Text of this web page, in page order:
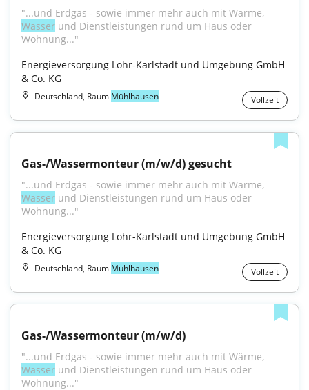
Wasser und Dienstleistungen rund um Haus oder
Wohnung..."
Energieversorgung Lohr-Karlstadt und Umgebung GmbH
& Co. KG
Deutschland, Raum Mühlhausen Vollzeit
Gas-/Wassermonteur (m/w/d) gesucht
Wasser und Dienstleistungen rund um Haus oder
Wohnung..."
Energieversorgung Lohr-Karlstadt und Umgebung GmbH
& Co. KG
Deutschland, Raum Mühlhausen Vollzeit
Gas-/Wassermonteur (m/w/d)
Wasser und Dienstleistungen rund um Haus oder
Wohnung..."